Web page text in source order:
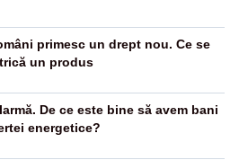
lui Ceaușescu
primesc un drept nou. Ce se
un produs
De ce este bine să avem bani
energetice?